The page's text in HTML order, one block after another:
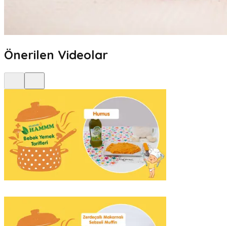
Önerilen Videolar